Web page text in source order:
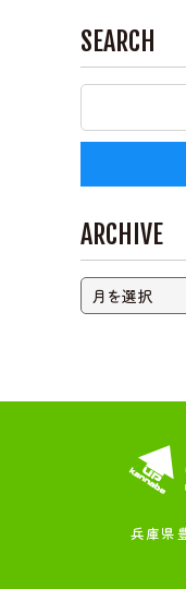
神鍋高原体育館
SEARCH
ARCHIVE
兵庫県